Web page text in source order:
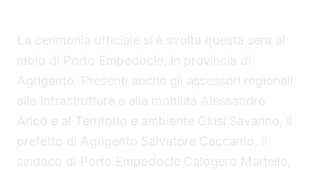
La cerimonia ufficiale si è svolta questa sera al
molo di Porto Empedocle, in provincia di
Agrigento. Presenti anche gli assessori regionali
alle Infrastrutture e alla mobilità Alessandro
Aricò e al Territorio e ambiente Giusi Savarino, il
prefetto di Agrigento Salvatore Caccamo, il
sindaco di Porto Empedocle Calogero Martello,